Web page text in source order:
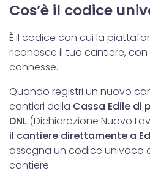
Cos’è il codice
È il codice con cui la
riconosce il tuo cantiere,
connesse.
Quando registri un nuovo
cantieri della Cassa Edile di
DNL (Dichiarazione Nuovo
il cantiere direttamente a
assegna un codice univoco
cantiere.